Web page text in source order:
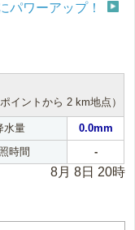
パワーアップ！
ポイントから 2 km地点）
水量
0.0mm
時間 -
8月 8日 20時